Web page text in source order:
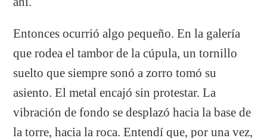
Entonces ocurrió algo pequeño. En la galería
que rodea el tambor de la cúpula, un tornillo
suelto que siempre sonó a zorro tomó su
asiento. El metal encajó sin protestar. La
vibración de fondo se desplazó hacia la base de
la torre, hacia la roca. Entendí que, por una vez,